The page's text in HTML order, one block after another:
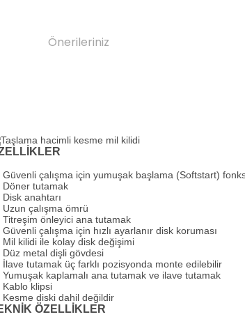
Önerileriniz
Güvenli çalışma için yumuşak başlama (Softstart)
Döner tutamak
Disk anahtarı
Uzun çalışma ömrü
Titreşim önleyici ana tutamak
Güvenli çalışma için hızlı ayarlanır disk koruması
Mil kilidi ile kolay disk değişimi
Düz metal dişli gövdesi
İlave tutamak üç farklı pozisyonda monte edilebilir
Yumuşak kaplamalı ana tutamak ve ilave tutamak
Kablo klipsi
Kesme diski dahil değildir
ÖZELLİKLER